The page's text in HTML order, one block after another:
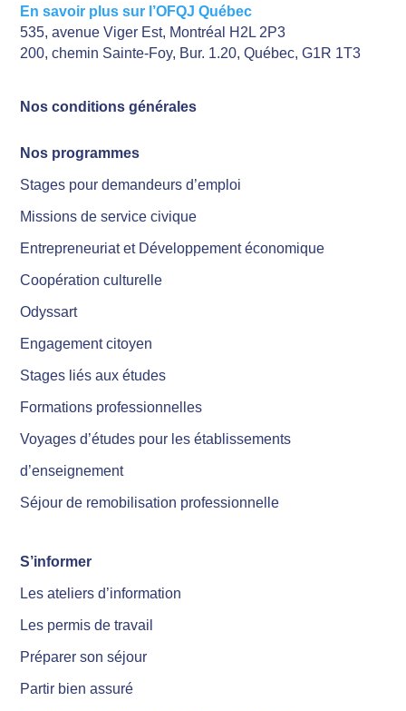
En savoir plus sur l’OFQJ Québec
535, avenue Viger Est, Montréal H2L 2P3
200, chemin Sainte-Foy, Bur. 1.20, Québec, G1R 1T3
Nos conditions générales
Nos programmes
Stages pour demandeurs d’emploi
Missions de service civique
Entrepreneuriat et Développement économique
Coopération culturelle
Odyssart
Engagement citoyen
Stages liés aux études
Formations professionnelles
Voyages d’études pour les établissements
d’enseignement
Séjour de remobilisation professionnelle
S’informer
Les ateliers d’information
Les permis de travail
Préparer son séjour
Partir bien assuré